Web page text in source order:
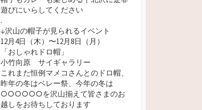
遊びにいらしてください
.
↓沢山の帽子が見られるイベント
12月4日（木）〜12月8日（月）
「おしゃれドロ帽」
小竹向原 サイギャラリー
これまた恒例マメコさんとのドロ帽、
昨年の冬はベレー祭、今年の冬は
○○○○○○を沢山揃えて皆さまのお
越しをお待ちしております